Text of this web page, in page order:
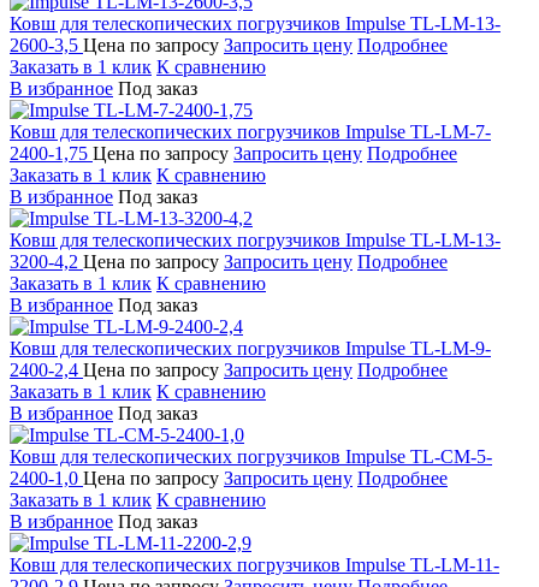
Ковш для телескопических погрузчиков Impulse TL-LM-13-
2600-3,5 Цена по запросу Запросить цену Подробнее
Заказать в 1 клик К сравнению
В избранное Под заказ
Ковш для телескопических погрузчиков Impulse TL-LM-7-
2400-1,75 Цена по запросу Запросить цену Подробнее
Заказать в 1 клик К сравнению
В избранное Под заказ
Ковш для телескопических погрузчиков Impulse TL-LM-13-
3200-4,2 Цена по запросу Запросить цену Подробнее
Заказать в 1 клик К сравнению
В избранное Под заказ
Ковш для телескопических погрузчиков Impulse TL-LM-9-
2400-2,4 Цена по запросу Запросить цену Подробнее
Заказать в 1 клик К сравнению
В избранное Под заказ
Ковш для телескопических погрузчиков Impulse TL-CM-5-
2400-1,0 Цена по запросу Запросить цену Подробнее
Заказать в 1 клик К сравнению
В избранное Под заказ
Ковш для телескопических погрузчиков Impulse TL-LM-11-